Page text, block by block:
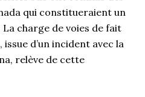
qui constitueraient un
charge de voies de fait
d’un incident avec la
relève de cette